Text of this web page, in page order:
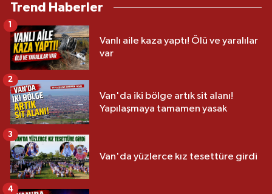
Trend Haberler
Vanlı aile kaza yaptı! Ölü ve yaralılar
var
1
Van'da iki bölge artık sit alanı!
Yapılaşmaya tamamen yasak
2
Van'da yüzlerce kız tesettüre girdi
3
4